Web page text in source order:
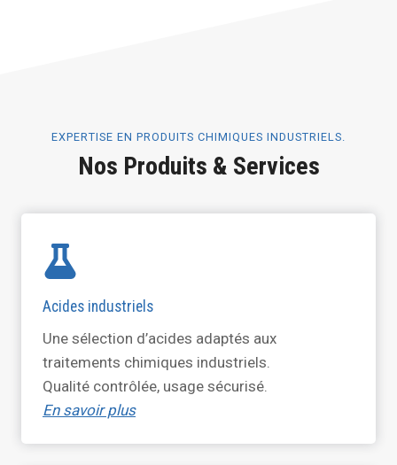
EXPERTISE EN PRODUITS CHIMIQUES INDUSTRIELS.
Nos Produits & Services
Acides industriels
Une sélection d’acides adaptés aux
traitements chimiques industriels.
Qualité contrôlée, usage sécurisé.
En savoir plus